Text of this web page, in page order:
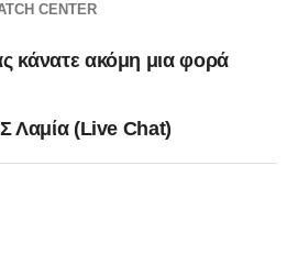
CENTER
κάνατε ακόμη μια φορά
Λαμία (Live Chat)